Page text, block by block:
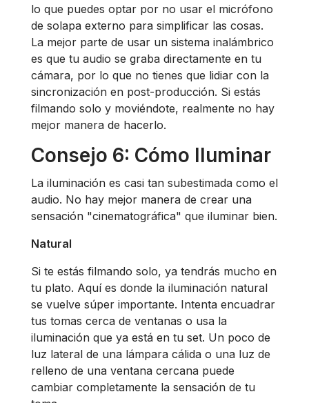
lo que puedes optar por no usar el micrófono
de solapa externo para simplificar las cosas.
La mejor parte de usar un sistema inalámbrico
es que tu audio se graba directamente en tu
cámara, por lo que no tienes que lidiar con la
sincronización en post-producción. Si estás
filmando solo y moviéndote, realmente no hay
mejor manera de hacerlo.
Consejo 6: Cómo Iluminar
La iluminación es casi tan subestimada como el
audio. No hay mejor manera de crear una
sensación "cinematográfica" que iluminar bien.
Natural
Si te estás filmando solo, ya tendrás mucho en
tu plato. Aquí es donde la iluminación natural
se vuelve súper importante. Intenta encuadrar
tus tomas cerca de ventanas o usa la
iluminación que ya está en tu set. Un poco de
luz lateral de una lámpara cálida o una luz de
relleno de una ventana cercana puede
cambiar completamente la sensación de tu